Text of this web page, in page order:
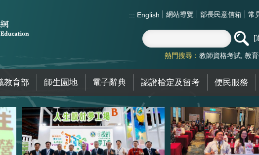
::: English 網站導覽 部長民意信箱 常
熱門搜尋： 教師資格考試 教
教育部 師生園地 電子辭典 認證檢定及留考 便民服務